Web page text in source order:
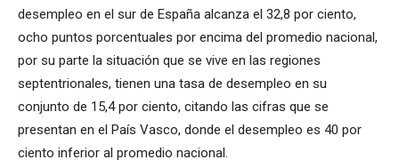
desempleo en el sur de España alcanza el 32,8 por ciento,
ocho puntos porcentuales por encima del promedio nacional,
por su parte la situación que se vive en las regiones
septentrionales, tienen una tasa de desempleo en su
conjunto de 15,4 por ciento, citando las cifras que se
presentan en el País Vasco, donde el desempleo es 40 por
ciento inferior al promedio nacional.